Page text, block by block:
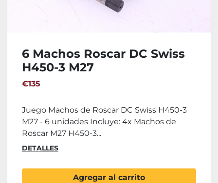
6 Machos Roscar DC Swiss
H450-3 M27
€135
Juego Machos de Roscar DC Swiss H450-3
M27 - 6 unidades Incluye: 4x Machos de
Roscar M27 H450-3...
DETALLES
Agregar al carrito